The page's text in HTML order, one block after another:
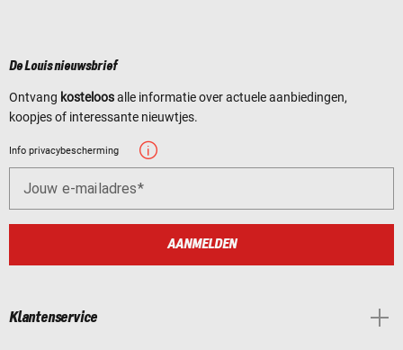
De Louis nieuwsbrief
Ontvang kosteloosalle informatie over actuele aanbiedingen,
koopjes of interessante nieuwtjes.
Info privacybescherming
Jouw e-mailadres
AANMELDEN
Klantenservice